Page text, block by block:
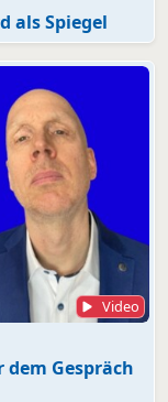
als Spiegel
Video
dem Gespräch